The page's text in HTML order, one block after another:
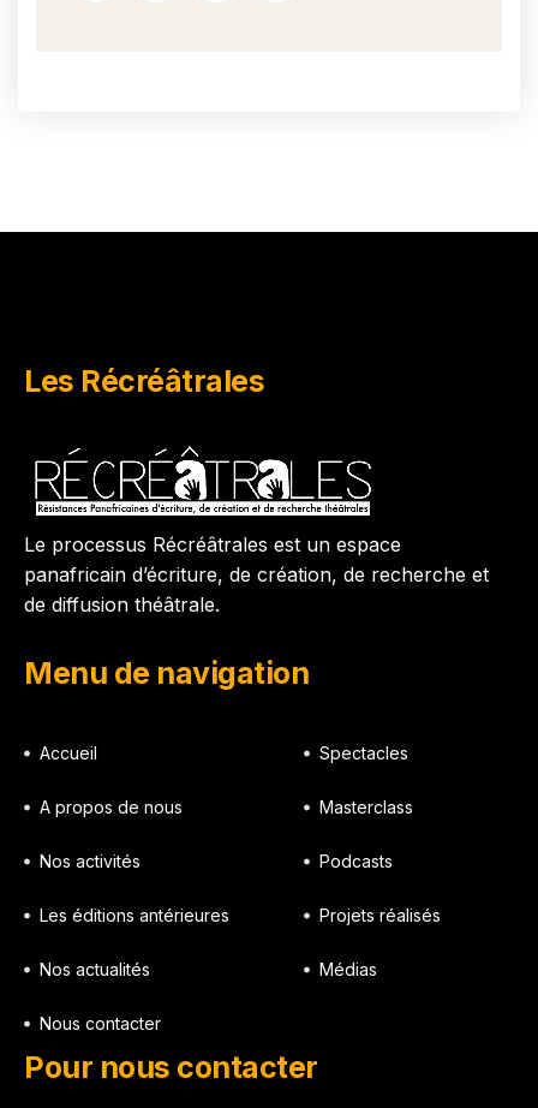
Les Récréâtrales
Le processus Récréâtrales est un espace
panafricain d’écriture, de création, de recherche et
de diffusion théâtrale.
Menu de navigation
Accueil
A propos de nous
Nos activités
Les éditions antérieures
Nos actualités
Nous contacter
Spectacles
Masterclass
Podcasts
Projets réalisés
Médias
Pour nous contacter